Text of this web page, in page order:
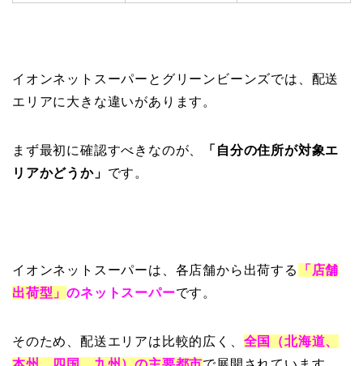
イオンネットスーパーとグリーンビーンズでは、配送
エリアに大きな違いがあります。
まず最初に確認すべきなのが、
「自分の住所が対象エ
リアかどうか」 です。
イオンネットスーパーは、各店舗から出荷する
「店舗
出荷型」のネットスーパーです。
そのため、配送エリアは比較的広く、 全国（北海道、